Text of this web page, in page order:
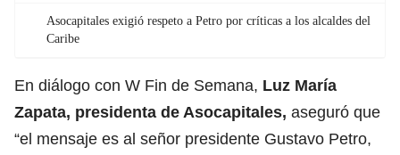
Asocapitales exigió respeto a Petro por críticas a los alcaldes del
Caribe
En diálogo con W Fin de Semana, Luz María
Zapata, presidenta de Asocapitales, aseguró que
“el mensaje es al señor presidente Gustavo Petro,